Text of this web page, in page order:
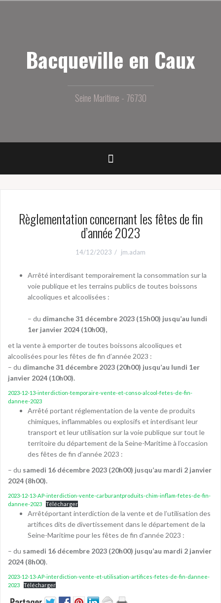
Bacqueville en Caux
Seine Maritime - 76730
Règlementation concernant les fêtes de fin
d’année 2023
14/12/2023 jm.adam
Arrêté interdisant temporairement la consommation sur la
voie publique et les terrains publics de toutes boissons
alcooliques et alcoolisées :
– du dimanche 31 décembre 2023 (15h00) jusqu’au lundi
1er janvier 2024 (10h00),
et la vente à emporter de toutes boissons alcooliques et
alcoolisées pour les fêtes de fin d’année 2023 :
– du dimanche 31 décembre 2023 (20h00) jusqu’au lundi 1er
janvier 2024 (10h00).
2023-12-13-interdiction-temporaire-vente-et-conso-alcool-fetes-de-fin-
dannee-2023
Arrêté portant réglementation de la vente de produits
chimiques, inflammables ou explosifs et interdisant leur
transport et leur utilisation sur la voie publique sur tout le
territoire du département de la Seine-Maritime à l’occasion
des fêtes de fin d’année 2023 :
– du samedi 16 décembre 2023 (20h00) jusqu’au mardi 2 janvier
2024 (8h00).
2023-12-13-AP-interdiction-vente-carburantproduits-chim-inflam-fetes-de-fin-
dannee-2023
Télécharger
Arrêtéportant interdiction de la vente et de l’utilisation des
artifices dits de divertissement dans le département de la
Seine-Maritime pour les fêtes de fin d’année 2023 :
– du samedi 16 décembre 2023 (20h00) jusqu’au mardi 2 janvier
2024 (8h00).
2023-12-13-AP-interdiction-vente-et-utilisation-artifices-fetes-de-fin-dannee-
2023
Télécharger